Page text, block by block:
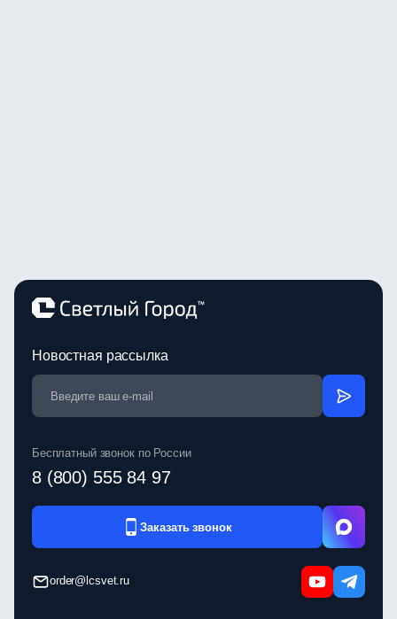
Новостная рассылка
Бесплатный звонок по России
8 (800) 555 84 97
Заказать звонок
order@lcsvet.ru